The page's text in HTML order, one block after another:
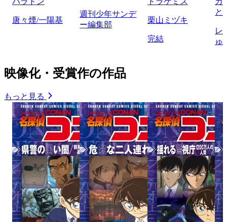
唐々煙/一陽基
週刊少年サンデ
ー編集部
栗山ミヅキ
完結
と
レ
ゅ
映像化・受賞作の作品
もっと見る